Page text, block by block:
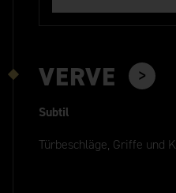
VERVE
Subtil
Türbeschläge, Griffe und